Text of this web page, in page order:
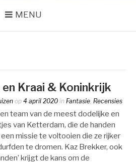
MENU
Kraai & Koninkrijk
op 4 april 2020 in Fantasie, Recensies
team van de meest dodelijke en
van Ketterdam, die de handen
missie te voltooien die ze rijker
te dromen. Kaz Brekker, ook
krijgt de kans om de